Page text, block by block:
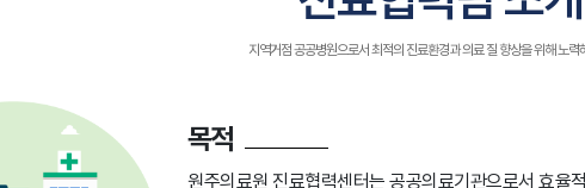
지역거점 공공병원으로서 최적의 진료환경과 의료 질 향상을 위해 노력
목적
원주의료원 진료협력센터는 공공의료기관으로서 효